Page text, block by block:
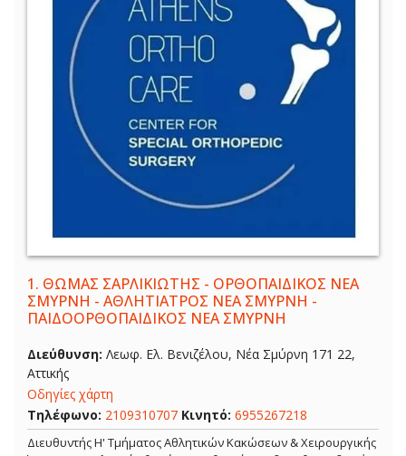
1. ΘΩΜΑΣ ΣΑΡΛΙΚΙΩΤΗΣ - ΟΡΘΟΠΑΙΔΙΚΟΣ ΝΕΑ
ΣΜΥΡΝΗ - ΑΘΛΗΤΙΑΤΡΟΣ ΝΕΑ ΣΜΥΡΝΗ -
ΠΑΙΔΟΟΡΘΟΠΑΙΔΙΚΟΣ ΝΕΑ ΣΜΥΡΝΗ
Διεύθυνση: Λεωφ. Ελ. Βενιζέλου, Νέα Σμύρνη 171 22,
Αττικής
Οδηγίες χάρτη
Τηλέφωνο: 2109310707 Κινητό: 6955267218
Διευθυντής Η' Τμήματος Αθλητικών Κακώσεων & Χειρουργικής